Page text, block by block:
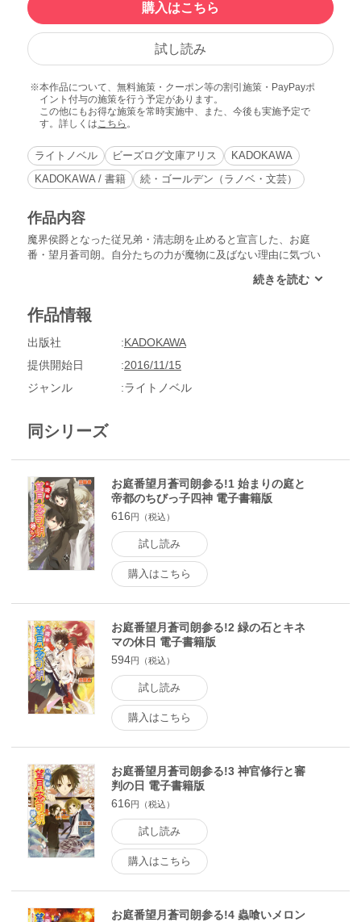
購入はこちら
試し読み
本作品について、無料施策・クーポン等の割引施策・PayPayポ
イント付与の施策を行う予定があります。
この他にもお得な施策を常時実施中、また、今後も実施予定で
す。詳しくはこちら 。
ライトノベル ビーズログ文庫アリス
KADOKAWA
KADOKAWA / 書籍
続・ゴールデン（ラノベ・文芸）
作品内容
魔界侯爵となった従兄弟・清志朗を止めると宣言した、お庭
番・望月蒼司朗。自分たちの力が魔物に及ばない理由に気づい
綜する中、ついにハイムエンデの仕掛けた、最後の幻獣が目覚
には見えないようで……!? 可愛いピヨ四神と少年の運命が花
作品情報
出版社
KADOKAWA
提供開始日
2016/11/15
ジャンル
ライトノベル
同シリーズ
お庭番望月蒼司朗参る!1 始まりの庭と
帝都のちびっ子四神 電子書籍版
616円（税込）
試し読み
購入はこちら
お庭番望月蒼司朗参る!2 緑の石とキネ
マの休日 電子書籍版
594円（税込）
試し読み
購入はこちら
お庭番望月蒼司朗参る!3 神官修行と審
判の日 電子書籍版
616円（税込）
試し読み
購入はこちら
お庭番望月蒼司朗参る!4 蟲喰いメロン